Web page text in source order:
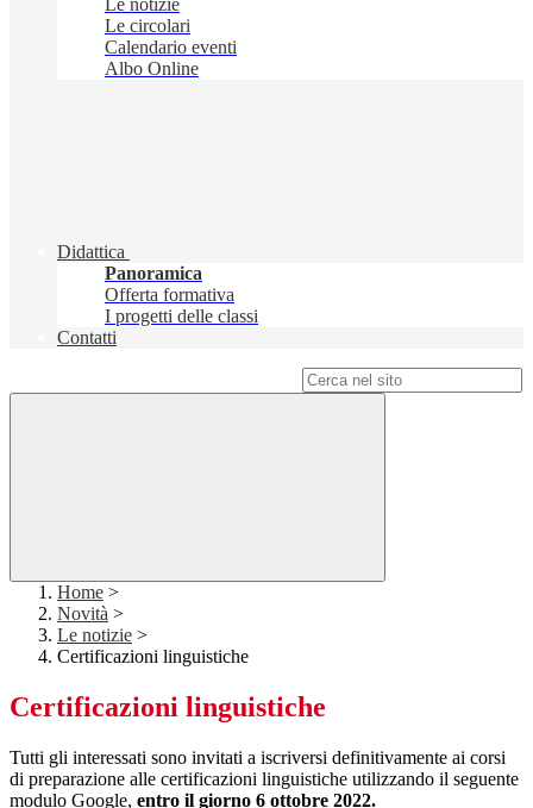
Le notizie
Le circolari
Calendario eventi
Albo Online
Didattica
Panoramica
Offerta formativa
I progetti delle classi
Contatti
Home >
Novità >
Le notizie >
Certificazioni linguistiche
Certificazioni linguistiche
Tutti gli interessati sono invitati a iscriversi definitivamente ai corsi
di preparazione alle certificazioni linguistiche utilizzando il seguente
modulo Google, entro il giorno 6 ottobre 2022.